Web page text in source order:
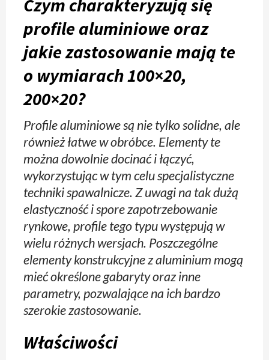
Czym charakteryzują się
profile aluminiowe oraz
jakie zastosowanie mają te
o wymiarach 100×20,
200×20?
Profile aluminiowe są nie tylko solidne, ale
również łatwe w obróbce. Elementy te
można dowolnie docinać i łączyć,
wykorzystując w tym celu specjalistyczne
techniki spawalnicze. Z uwagi na tak dużą
elastyczność i spore zapotrzebowanie
rynkowe, profile tego typu występują w
wielu różnych wersjach. Poszczególne
elementy konstrukcyjne z aluminium mogą
mieć określone gabaryty oraz inne
parametry, pozwalające na ich bardzo
szerokie zastosowanie.
Właściwości